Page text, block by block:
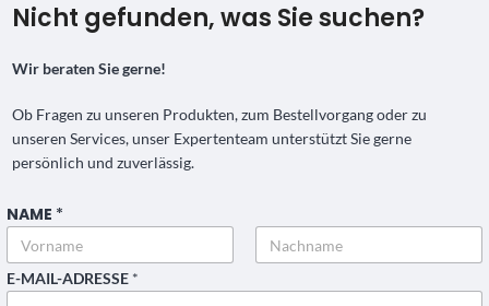
Nicht gefunden, was Sie suchen?
Wir beraten Sie gerne!
Ob Fragen zu unseren Produkten, zum Bestellvorgang oder zu
unseren Services, unser Expertenteam unterstützt Sie gerne
persönlich und zuverlässig.
NAME *
Vorname
E-MAIL-ADRESSE *